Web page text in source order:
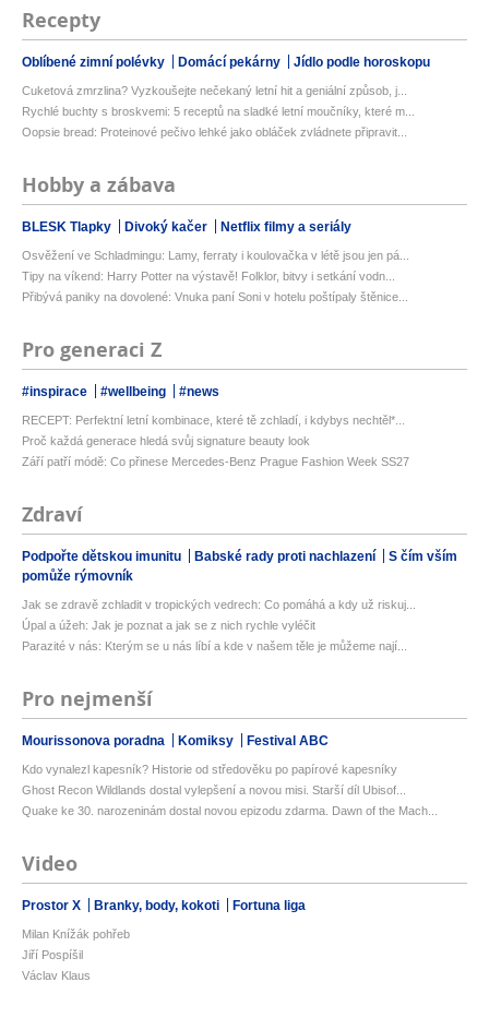
Recepty
Oblíbené zimní polévky Domácí pekárny Jídlo podle horoskopu
Cuketová zmrzlina? Vyzkoušejte nečekaný letní hit a geniální způsob, j...
Rychlé buchty s broskvemi: 5 receptů na sladké letní moučníky, které m...
Oopsie bread: Proteinové pečivo lehké jako obláček zvládnete připravit...
Hobby a zábava
BLESK Tlapky Divoký kačer Netflix filmy a seriály
Osvěžení ve Schladmingu: Lamy, ferraty i koulovačka v létě jsou jen pá...
Tipy na víkend: Harry Potter na výstavě! Folklor, bitvy i setkání vodn...
Přibývá paniky na dovolené: Vnuka paní Soni v hotelu poštípaly štěnice...
Pro generaci Z
#inspirace #wellbeing #news
RECEPT: Perfektní letní kombinace, které tě zchladí, i kdybys nechtěl*...
Proč každá generace hledá svůj signature beauty look
Září patří módě: Co přinese Mercedes-Benz Prague Fashion Week SS27
Zdraví
Podpořte dětskou imunitu Babské rady proti nachlazení
S čím vším
pomůže rýmovník
Jak se zdravě zchladit v tropických vedrech: Co pomáhá a kdy už riskuj...
Úpal a úžeh: Jak je poznat a jak se z nich rychle vyléčit
Parazité v nás: Kterým se u nás líbí a kde v našem těle je můžeme nají...
Pro nejmenší
Mourissonova poradna Komiksy Festival ABC
Kdo vynalezl kapesník? Historie od středověku po papírové kapesníky
Ghost Recon Wildlands dostal vylepšení a novou misi. Starší díl Ubisof...
Quake ke 30. narozeninám dostal novou epizodu zdarma. Dawn of the Mach...
Video
Prostor X Branky, body, kokoti Fortuna liga
Milan Knížák pohřeb
Jiří Pospíšil
Václav Klaus